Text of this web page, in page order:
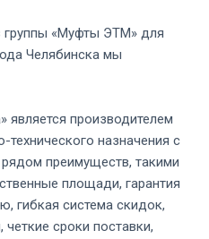
группы «Муфты ЭТМ» для
Челябинска мы
» является производителем
назначения с
преимуществ, такими
площади, гарантия
гибкая система скидок,
сроки поставки,